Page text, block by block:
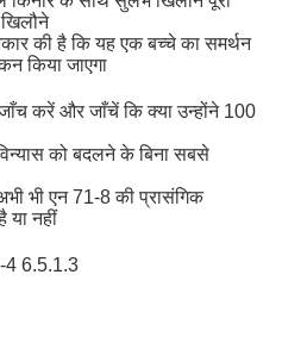
की है कि यह एक बच्चे का समर्थन
किया जाएगा
करें और जाँचें कि क्या उन्होंने 100
को बदलने के बिना सबसे
अभी भी एन 71-8 की प्रासंगिक
नहीं
6.5.1.3